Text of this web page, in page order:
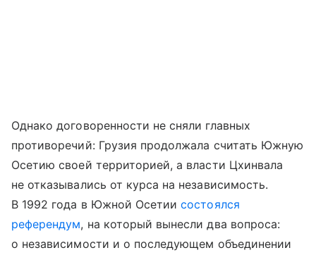
Однако договоренности не сняли главных
противоречий: Грузия продолжала считать Южную
Осетию своей территорией, а власти Цхинвала
не отказывались от курса на независимость.
В 1992 года в Южной Осетиисостоялся
референдум, на который вынесли два вопроса:
о независимости и о последующем объединении